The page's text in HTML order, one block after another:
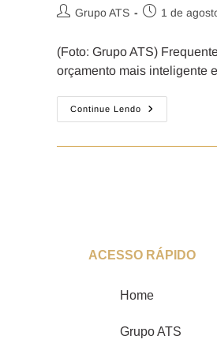
Grupo ATS 1 de
(Foto: Grupo ATS)
orçamento mais inteligente
Continue Lendo
ACESSO RÁPIDO
Home
Grupo ATS